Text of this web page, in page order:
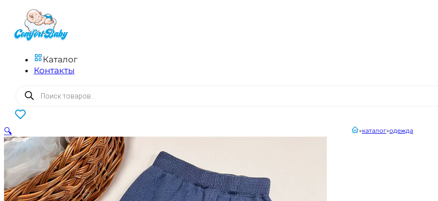
Каталог
Контакты
Поиск
товаров
0
главнаякаталог одежда
🔍